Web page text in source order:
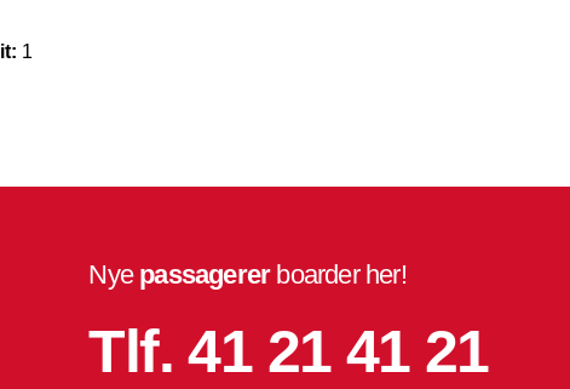
1
Nye passagererboarder her!
Tlf. 41 21 41 21